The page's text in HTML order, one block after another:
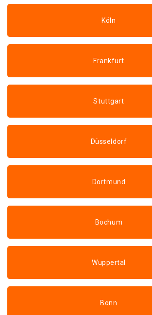
Köln
Frankfurt
Stuttgart
Düsseldorf
Dortmund
Bochum
Wuppertal
Bonn